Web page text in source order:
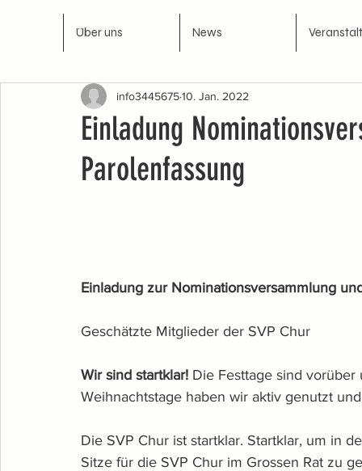
Über uns News
Einladung
Parolenfassung
info344567510. Jan. 2022
Einladung zur Nominationsversammlung
Geschätzte Mitglieder der SVP Chur
Wir sind startklar! Die Festtage sind
Weihnachtstage haben wir aktiv genutzt
Die SVP Chur ist startklar. Startklar, um in
Sitze für die SVP Chur im Grossen Rat zu